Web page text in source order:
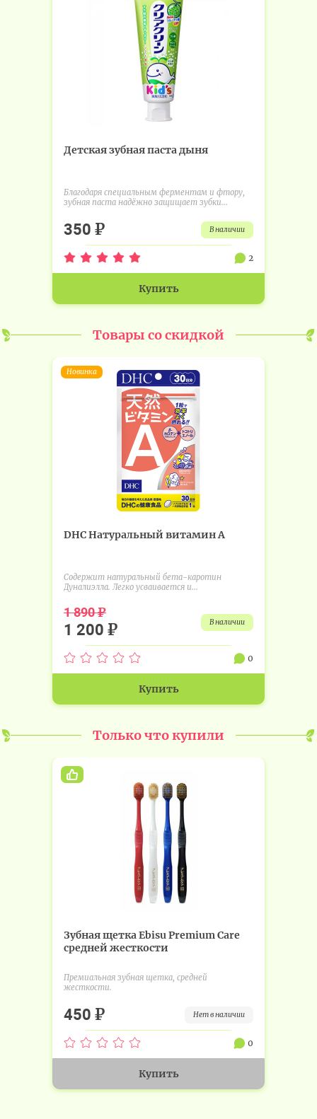
Детская зубная паста дыня
Благодаря специальным ферментам и фтору,
зубная паста надёжно защищает зубки...
350 ₽ в наличии
2
Купить
Товары со скидкой
Новинка
DHC Натуральный витамин А
Содержит натуральный бета-каротин
Дуналиэлла. Легко усваивается и...
1 890₽
1 200 ₽ в наличии
0
Купить
Только что купили
Зубная щетка Ebisu Premium Care
средней жесткости
Премиальная зубная щетка, средней
жесткости.
450 ₽ нет в наличии
0
Купить